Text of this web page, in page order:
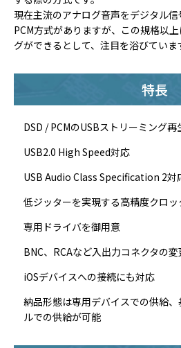
現在主流のアナログ音声をデジタル
PCM方式がありますが、この規格以
グができるとして、注目を浴びていま
特長
DSD / PCMのUSBストリーミング再
USB2.0 High Speed対応
USB Audio Class Specification 2対
低ジッターを実現する高精度クロ
専用ドライバを御用意
BNC、RCAなど入出力コネクタの
iOSデバイスへの接続にも対応
納品形態は専用デバイスでの供給
ルでの供給が可能